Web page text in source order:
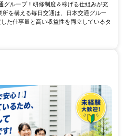
グループ！研修制度＆稼げる仕組みが充
を構える毎日交通は、日本交通グルー
た仕事量と高い収益性を両立しているタ